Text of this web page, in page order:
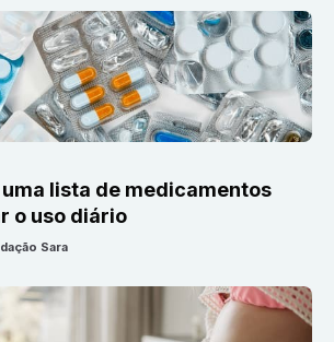
lista de medicamentos
o uso diário
Sara